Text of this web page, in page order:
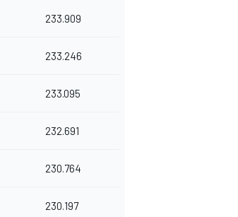
233.909
233.246
233.095
232.691
230.764
230.197